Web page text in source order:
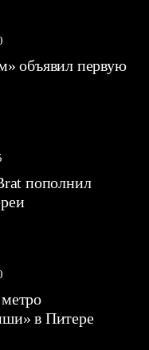
объявил первую
пополнил
в Питере